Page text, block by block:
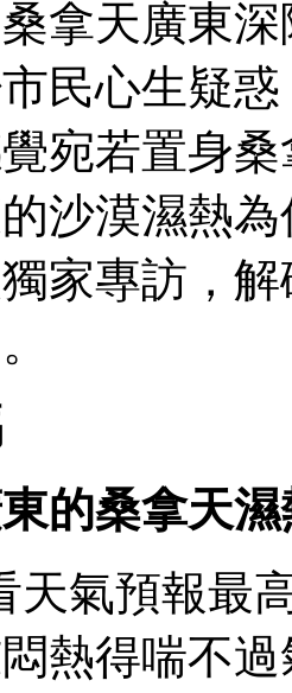
拿天廣東
民心生疑
宛若置身
沙漠濕熱
家專訪，
的桑拿天
天氣預報最
熱得喘不